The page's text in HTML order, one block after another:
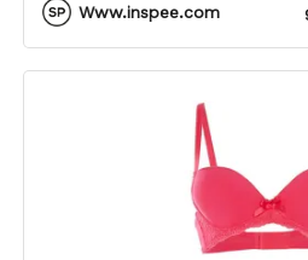
Www.inspee.com